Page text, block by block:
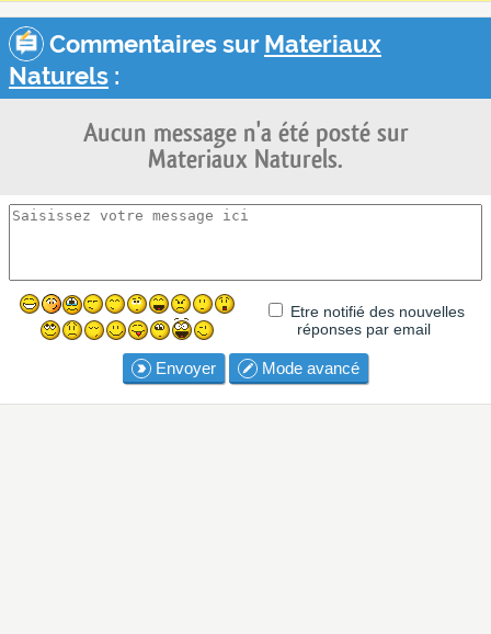
Commentaires surMateriaux
Naturels :
Aucun message n'a été posté sur
Materiaux Naturels.
Etre notifié des nouvelles
réponses par email
Envoyer Mode avancé